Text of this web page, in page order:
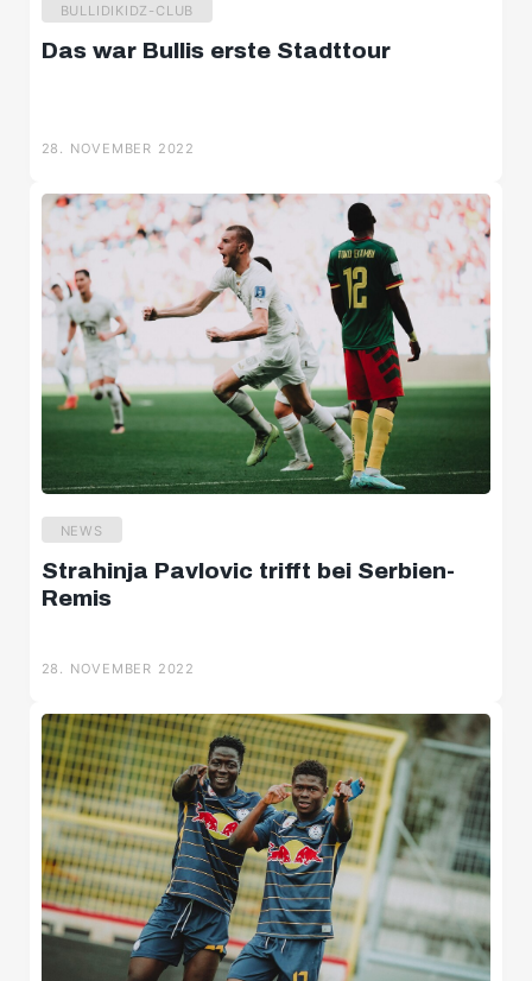
BULLIDIKIDZ-CLUB
Das war Bullis erste Stadttour
28. NOVEMBER 2022
NEWS
Strahinja Pavlovic trifft bei Serbien-
Remis
28. NOVEMBER 2022